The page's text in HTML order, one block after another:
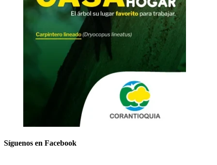
Síguenos en Facebook